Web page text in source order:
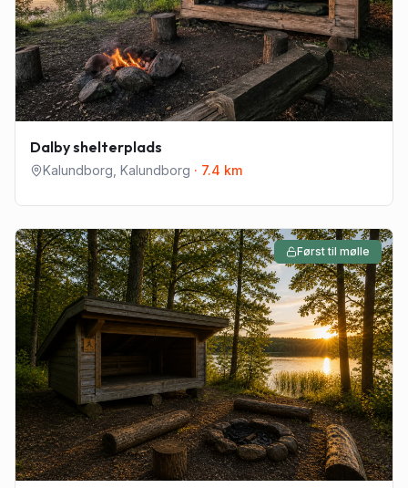
Dalby shelterplads
Kalundborg Kalundborg · 7.4 km
Først til mølle